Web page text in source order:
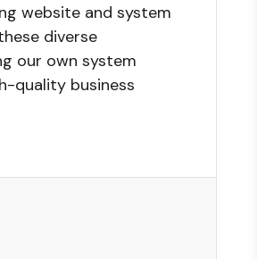
website and system
diverse
our own system
quality business